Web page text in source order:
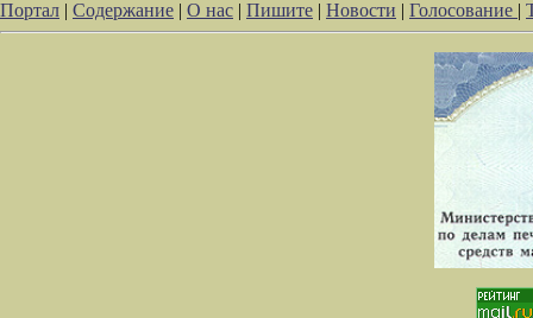
Портал | Содержание | О нас | Пишите | Новости | Голосование |